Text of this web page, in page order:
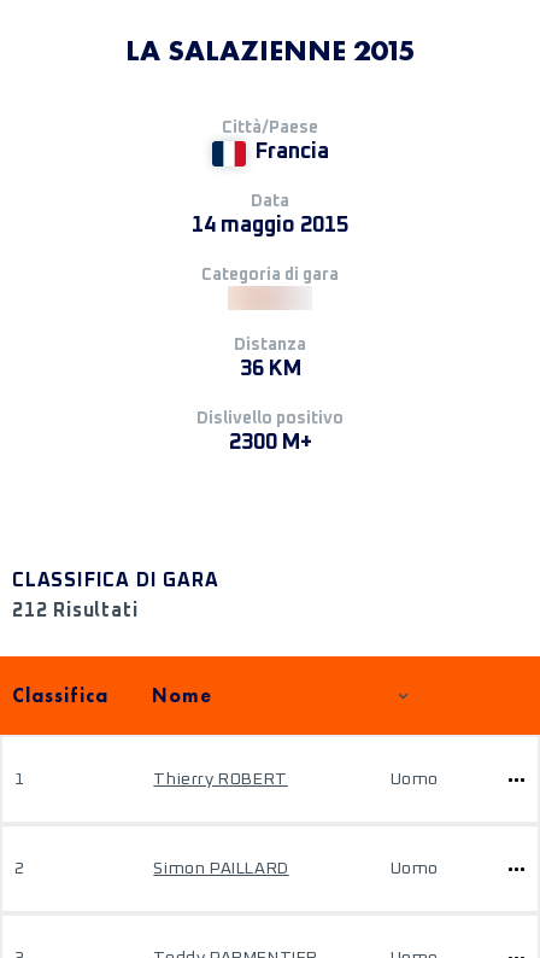
LA SALAZIENNE 2015
Città/Paese
Francia
Data
14 maggio 2015
Categoria di gara
Distanza
36 KM
Dislivello positivo
2300 M+
CLASSIFICA DI GARA
212 Risultati
Classifica Nome
1 Thierry ROBERT Uomo
2 Simon PAILLARD Uomo